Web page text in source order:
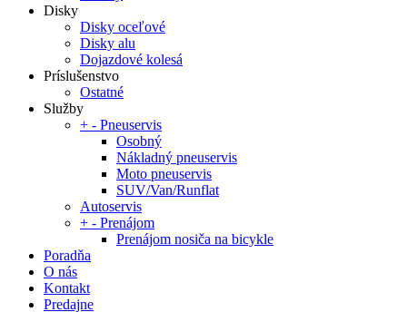
Disky
Disky oceľové
Disky alu
Dojazdové kolesá
Príslušenstvo
Ostatné
Služby
+ - Pneuservis
Osobný
Nákladný pneuservis
Moto pneuservis
SUV/Van/Runflat
Autoservis
+ - Prenájom
Prenájom nosiča na bicykle
Poradňa
O nás
Kontakt
Predajne